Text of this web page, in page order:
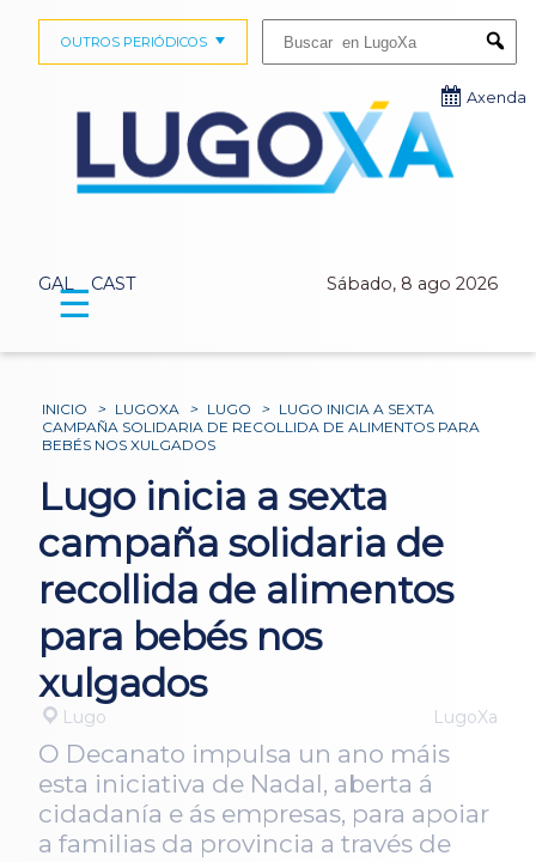
GAL CAST Sábado, 8 ago 2026
OUTROS PERIÓDICOS
Axenda
☰
INICIO > LUGOXA > LUGO > LUGO INICIA A SEXTA
CAMPAÑA SOLIDARIA DE RECOLLIDA DE ALIMENTOS PARA
BEBÉS NOS XULGADOS
Lugo inicia a sexta
campaña solidaria de
recollida de alimentos
para bebés nos
xulgados
Lugo LugoXa
O Decanato impulsa un ano máis
esta iniciativa de Nadal, aberta á
cidadanía e ás empresas, para apoiar
a familias da provincia a través de